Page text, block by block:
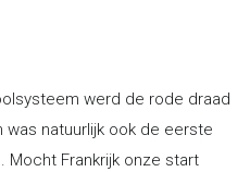
werd de rode draad
was natuurlijk ook de eerste
Mocht Frankrijk onze start